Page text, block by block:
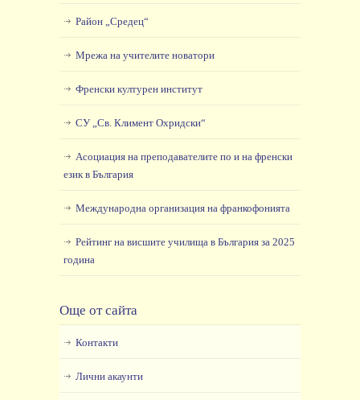
Район „Средец“
Мрежа на учителите новатори
Френски културен институт
СУ „Св. Климент Охридски“
Асоциация на преподавателите по и на френски
език в България
Международна организация на франкофонията
Рейтинг на висшите училища в България за 2025
година
Още от сайта
Контакти
Лични акаунти